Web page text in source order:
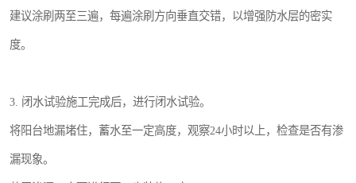
建议涂刷两至三遍，每遍涂刷方向垂直交错，以增强防水层的密实
度。
3. 闭水试验施工完成后，进行闭水试验。
将阳台地漏堵住，蓄水至一定高度，观察24小时以上，检查是否有渗
漏现象。